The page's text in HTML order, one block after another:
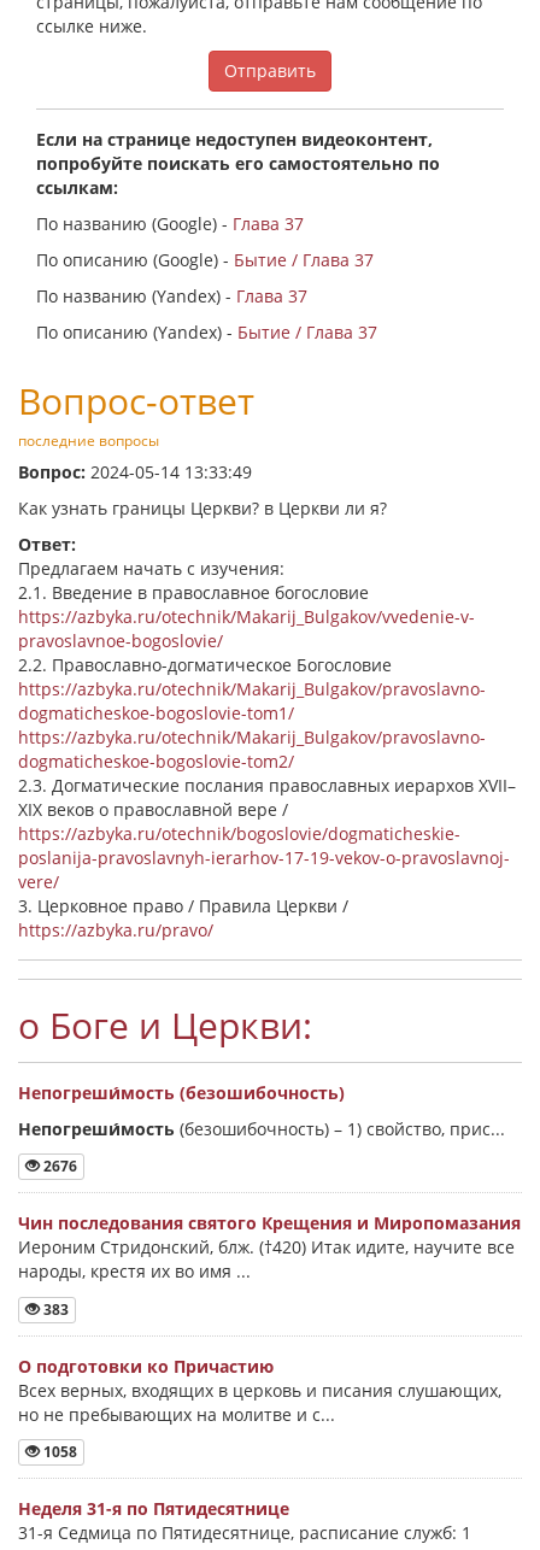
ссылке ниже.
Отправить
Если на странице недоступен видеоконтент,
попробуйте поискать его самостоятельно по
ссылкам:
По названию (Google) - Глава 37
По описанию (Google) - Бытие / Глава 37
По названию (Yandex) - Глава 37
По описанию (Yandex) - Бытие / Глава 37
Вопрос-ответ
последние вопросы
Вопрос: 2024-05-14 13:33:49
Как узнать границы Церкви? в Церкви ли я?
Ответ:
Предлагаем начать с изучения:
2.1. Введение в православное богословие
https://azbyka.ru/otechnik/Makarij_Bulgakov/vvedenie-v-
pravoslavnoe-bogoslovie/
2.2. Православно-догматическое Богословие
https://azbyka.ru/otechnik/Makarij_Bulgakov/pravoslavno-
dogmaticheskoe-bogoslovie-tom1/
https://azbyka.ru/otechnik/Makarij_Bulgakov/pravoslavno-
dogmaticheskoe-bogoslovie-tom2/
2.3. Догматические послания православных иерархов XVII–
XIX веков о православной вере /
https://azbyka.ru/otechnik/bogoslovie/dogmaticheskie-
poslanija-pravoslavnyh-ierarhov-17-19-vekov-o-pravoslavnoj-
vere/
3. Церковное право / Правила Церкви /
https://azbyka.ru/pravo/
о Боге и Церкви:
Непогреши́мость (безошибочность)
Непогреши́мость (безошибочность) – 1) свойство, прис...
2676
Чин последования святого Крещения и Миропомазания
Иероним Стридонский, блж. (†420) Итак идите, научите все
народы, крестя их во имя ...
383
О подготовки ко Причастию
Всех верных, входящих в церковь и писания слушающих,
но не пребывающих на молитве и с...
1058
Неделя 31-я по Пятидесятнице
31-я Седмица по Пятидесятнице, расписание служб: 1